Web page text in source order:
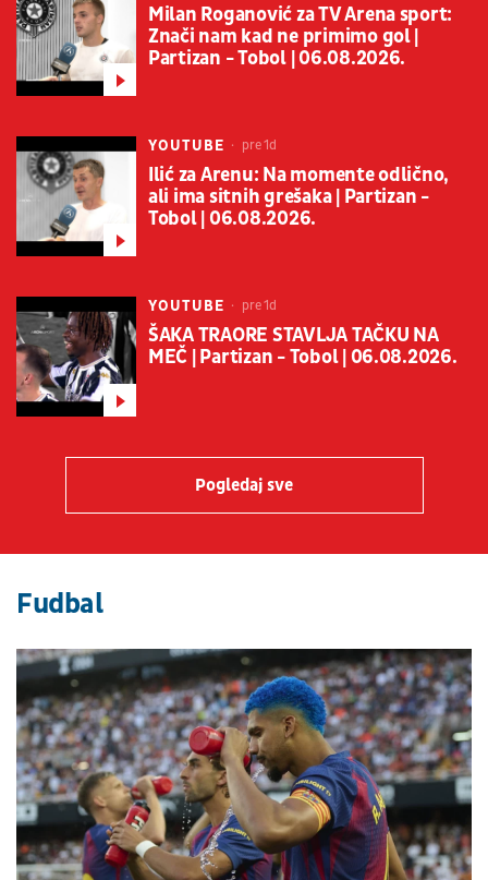
Milan Roganović za TV Arena sport:
Znači nam kad ne primimo gol |
Partizan - Tobol | 06.08.2026.
YOUTUBE pre 1d
Ilić za Arenu: Na momente odlično,
ali ima sitnih grešaka | Partizan -
Tobol | 06.08.2026.
YOUTUBE pre 1d
ŠAKA TRAORE STAVLJA TAČKU NA
MEČ | Partizan - Tobol | 06.08.2026.
Pogledaj sve
Fudbal